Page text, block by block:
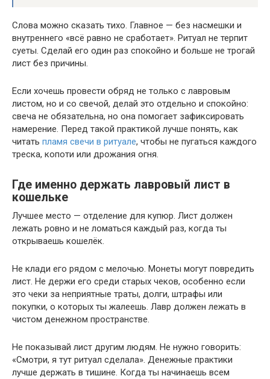
Слова можно сказать тихо. Главное — без насмешки и
внутреннего «всё равно не сработает». Ритуал не терпит
суеты. Сделай его один раз спокойно и больше не трогай
лист без причины.
Если хочешь провести обряд не только с лавровым
листом, но и со свечой, делай это отдельно и спокойно:
свеча не обязательна, но она помогает зафиксировать
намерение. Перед такой практикой лучше понять, как
читать пламя свечи в ритуале, чтобы не пугаться каждого
треска, копоти или дрожания огня.
Где именно держать лавровый лист в
кошельке
Лучшее место — отделение для купюр. Лист должен
лежать ровно и не ломаться каждый раз, когда ты
открываешь кошелёк.
Не клади его рядом с мелочью. Монеты могут повредить
лист. Не держи его среди старых чеков, особенно если
это чеки за неприятные траты, долги, штрафы или
покупки, о которых ты жалеешь. Лавр должен лежать в
чистом денежном пространстве.
Не показывай лист другим людям. Не нужно говорить:
«Смотри, я тут ритуал сделала». Денежные практики
лучше держать в тишине. Когда ты начинаешь всем